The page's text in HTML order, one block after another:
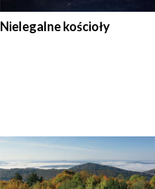
Nielegalne kościoły